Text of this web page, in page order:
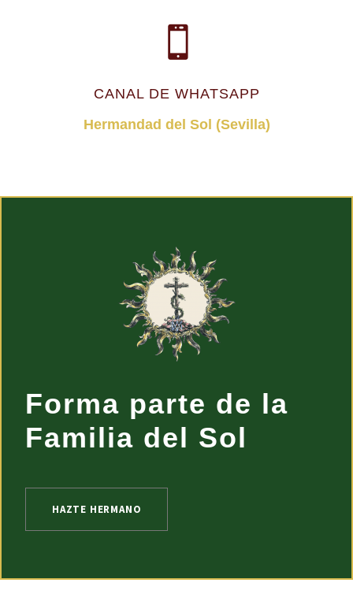
CANAL DE WHATSAPP
Hermandad del Sol (Sevilla)
Forma parte de la
Familia del Sol
HAZTE HERMANO